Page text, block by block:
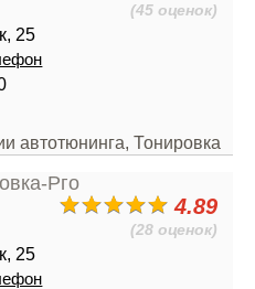
(45 оценок)
25
автотюнинга, Тонировка
4.89
(28 оценок)
25